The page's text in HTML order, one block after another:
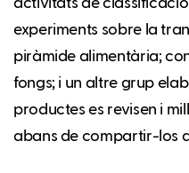
experiments sobre la
piràmide alimentària;
fongs; i un altre grup
productes es revisen i
abans de compartir-los